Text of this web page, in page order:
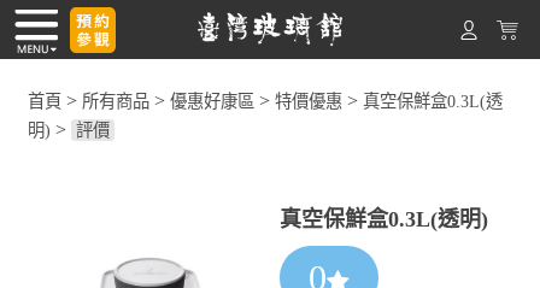
首頁 > 所有商品 >優惠好康區 >特價優惠 >真空保鮮盒0.3L(透
明) > 評價
真空保鮮盒0.3L(透明)
0